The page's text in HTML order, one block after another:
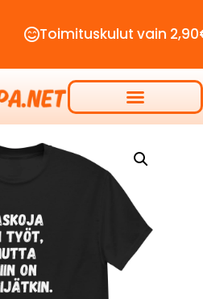
Toimituskulut vain 2,90€